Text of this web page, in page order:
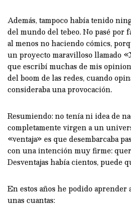
Además, tampoco había tenido
del mundo del tebeo. No pasé por
al menos no haciendo cómics,
un proyecto maravilloso llamado
que escribí muchas de mis
del boom de las redes, cuando
consideraba una provocación.
Resumiendo: no tenía ni idea de
completamente virgen a un
«ventaja» es que desembarcaba
con una intención muy firme:
Desventajas había cientos, puede
En estos años he podido aprender
unas cuantas: